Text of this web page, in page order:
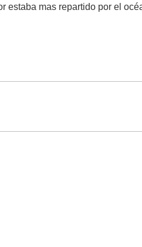
estaba mas repartido por el